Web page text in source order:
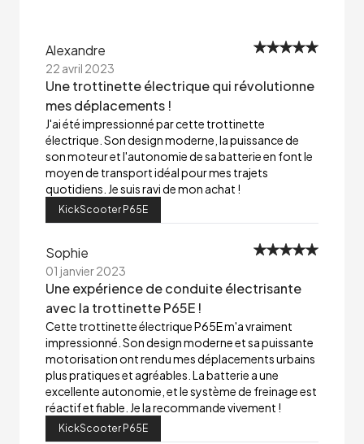
Alexandre
22 avril 2023
Une trottinette électrique qui révolutionne
mes déplacements !
J'ai été impressionné par cette trottinette
électrique. Son design moderne, la puissance de
son moteur et l'autonomie de sa batterie en font le
moyen de transport idéal pour mes trajets
quotidiens. Je suis ravi de mon achat !
KickScooter P65E
Sophie
01 janvier 2023
Une expérience de conduite électrisante
avec la trottinette P65E !
Cette trottinette électrique P65E m'a vraiment
impressionné. Son design moderne et sa puissante
motorisation ont rendu mes déplacements urbains
plus pratiques et agréables. La batterie a une
excellente autonomie, et le système de freinage est
réactif et fiable. Je la recommande vivement !
KickScooter P65E